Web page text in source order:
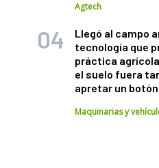
Agtech
Llegó al campo
tecnología que
práctica
el suelo fuera
apretar un
Maquinarias y